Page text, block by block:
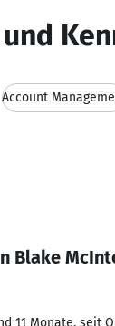
Account
Blake
11 Monate, seit